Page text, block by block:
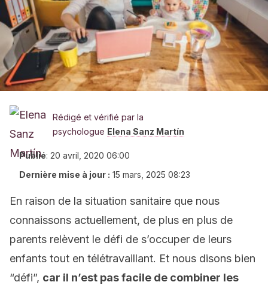
Rédigé et vérifié par la
psychologue Elena Sanz Martín
Publié: 20 avril, 2020 06:00
Dernière mise à jour : 15 mars, 2025 08:23
En raison de la situation sanitaire que nous
connaissons actuellement, de plus en plus de
parents relèvent le défi de s’occuper de leurs
enfants tout en télétravaillant. Et nous disons bien
“défi”, car il n’est pas facile de combiner les